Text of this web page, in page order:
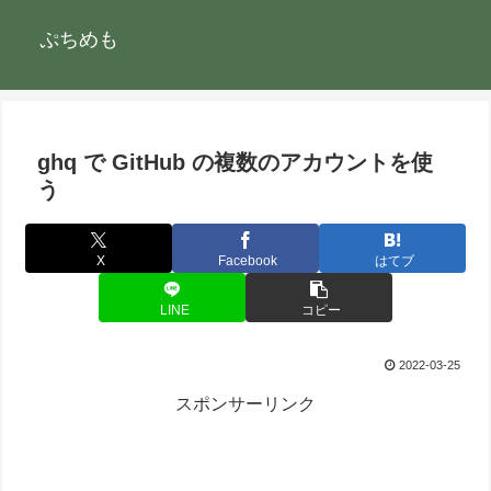
ぷちめも
ghq で GitHub の複数のアカウントを使
う
X Facebook はてブ
LINE コピー
2022-03-25
スポンサーリンク